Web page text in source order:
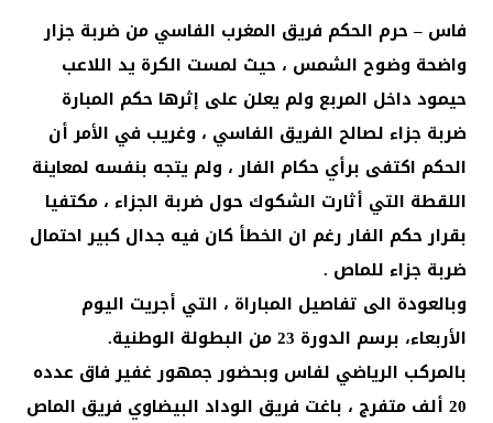
فاس – حرم الحكم فريق المغرب الفاسي من ضربة جزار
واضحة وضوح الشمس ، حيث لمست الكرة يد اللاعب
حيمود داخل المربع ولم يعلن على إثرها حكم المبارة
ضربة جزاء لصالح الفريق الفاسي ، وغريب في الأمر أن
الحكم اكتفى برأي حكام الفار ، ولم يتجه بنفسه لمعاينة
اللقطة التي أثارت الشكوك حول ضربة الجزاء ، مكتفيا
بقرار حكم الفار رغم ان الخطأ كان فيه جدال كبير احتمال
ضربة جزاء للماص .
وبالعودة الى تفاصيل المباراة ، التي أجريت اليوم
الأربعاء، برسم الدورة 23 من البطولة الوطنية.
بالمركب الرياضي لفاس وبحضور جمهور غفير فاق عدده
20 ألف متفرج ، باغت فريق الوداد البيضاوي فريق الماص